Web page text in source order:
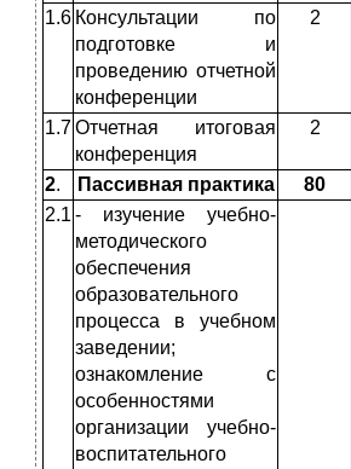
1.6 Консультации по
подготовке и
проведению отчетной
конференции
2
1.7Отчетная итоговая
конференция
2
2. Пассивная практика 80
2.1 - изучение учебно-
методического
обеспечения
образовательного
процесса в учебном
заведении;
ознакомление с
особенностями
организации учебно-
воспитательного